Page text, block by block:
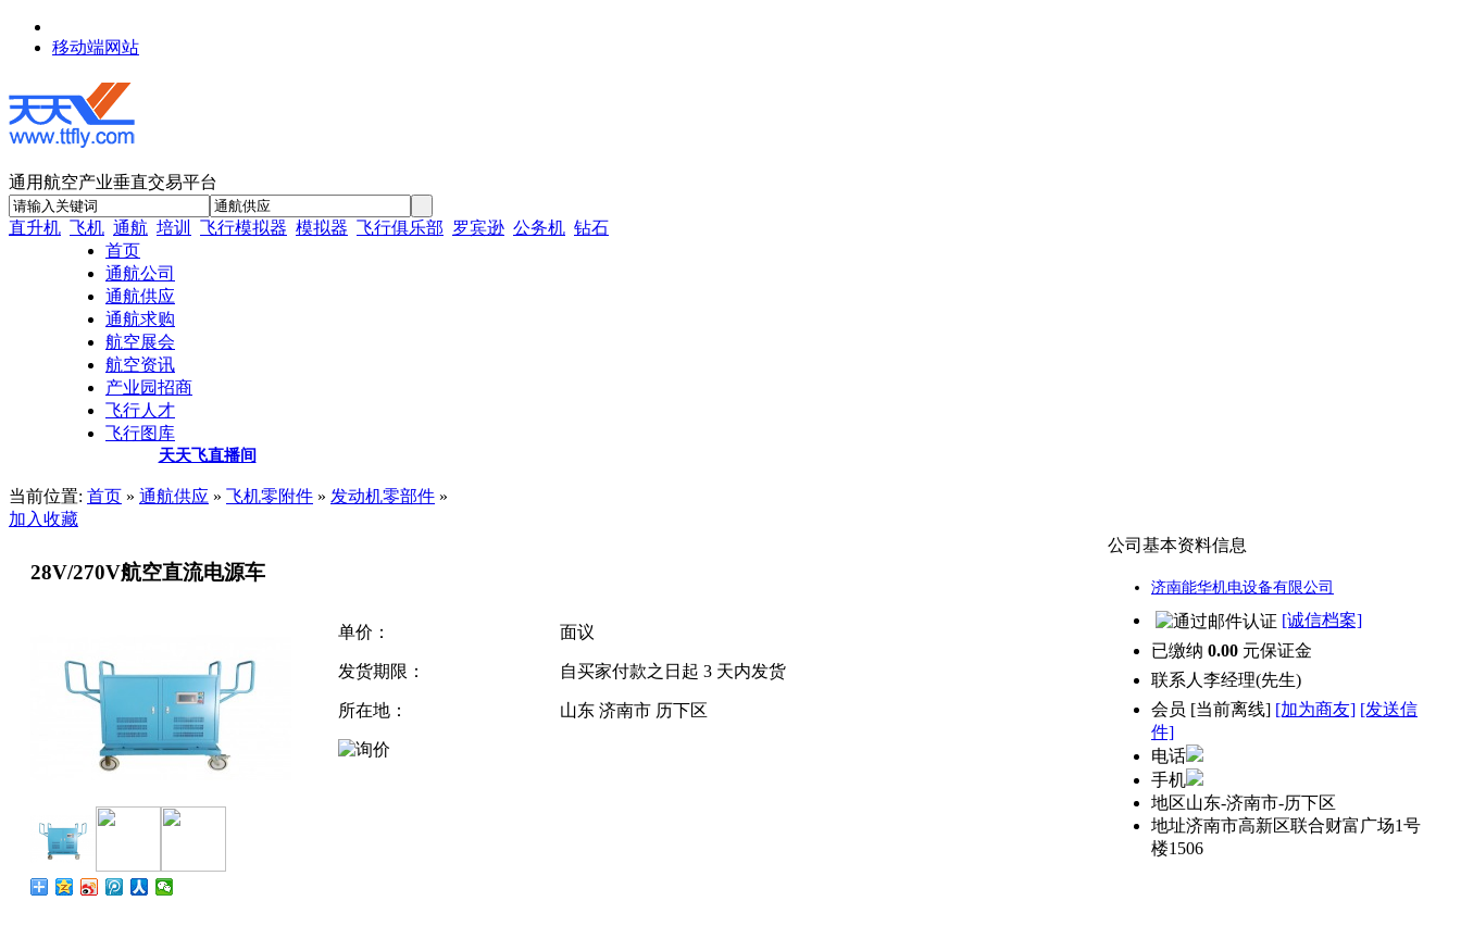
移动端网站
通用航空产业垂直交易平台
直升机 飞机 通航 培训 飞行模拟器 模拟器 飞行俱乐部 罗宾逊 公务机 钻石
首页
通航公司
通航供应
通航求购
航空展会
航空资讯
产业园招商
飞行人才
飞行图库
天天飞直播间
当前位置: 首页 » 通航供应 » 飞机零附件 » 发动机零部件 »
加入收藏
28V/270V航空直流电源车
单价： 面议
发货期限： 自买家付款之日起 3 天内发货
所在地： 山东 济南市 历下区
公司基本资料信息
济南能华机电设备有限公司
[诚信档案]
已缴纳 0.00 元保证金
联系人 李经理(先生)
会员 [当前离线] [加为商友] [发送信
件]
电话
手机
地区山东-济南市-历下区
地址济南市高新区联合财富广场1号
楼1506